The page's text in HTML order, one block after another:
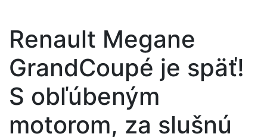
Renault Megane
GrandCoupé je späť!
S obľúbeným
motorom, za slušnú